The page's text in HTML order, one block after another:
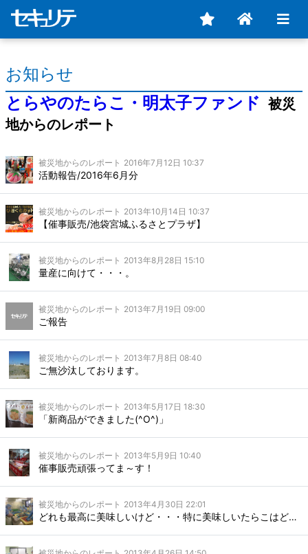
お知らせ
とらやのたらこ・明太子ファンド
被災
地からのレポート
被災地からのレポート 2016年7月12日 10:37
活動報告/2016年6月分
被災地からのレポート 2013年10月14日 10:37
【催事販売/池袋宮城ふるさとプラザ】
被災地からのレポート 2013年8月28日 15:10
量産に向けて・・・。
被災地からのレポート 2013年7月19日 09:00
ご報告
被災地からのレポート 2013年7月8日 08:40
ご無沙汰しております。
被災地からのレポート 2013年5月17日 18:30
「新商品ができました(^O^)」
被災地からのレポート 2013年5月9日 10:40
催事販売頑張ってま～す！
被災地からのレポート 2013年4月30日 22:01
どれも最高に美味しいけど・・・特に美味しいたらこはど～れだ？！